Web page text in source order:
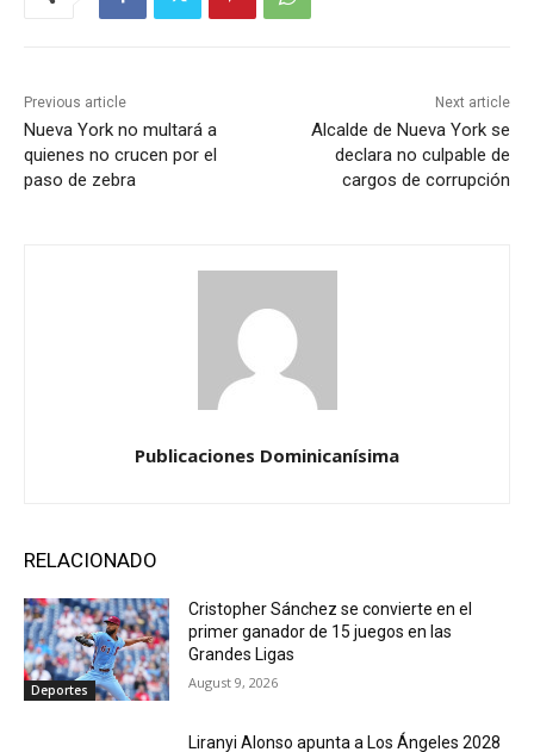
Previous article
Nueva York no multará a
quienes no crucen por el
paso de zebra
Next article
Alcalde de Nueva York se
declara no culpable de
cargos de corrupción
Publicaciones Dominicanísima
RELACIONADO
Deportes
Cristopher Sánchez se convierte en el
primer ganador de 15 juegos en las
Grandes Ligas
August 9, 2026
Liranyi Alonso apunta a Los Ángeles 2028